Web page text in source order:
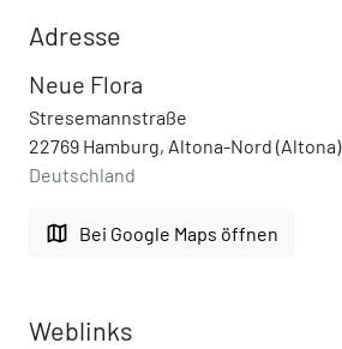
Adresse
Neue Flora
Stresemannstraße
22769 Hamburg, Altona-Nord (Altona)
Deutschland
map Bei Google Maps öffnen
Weblinks